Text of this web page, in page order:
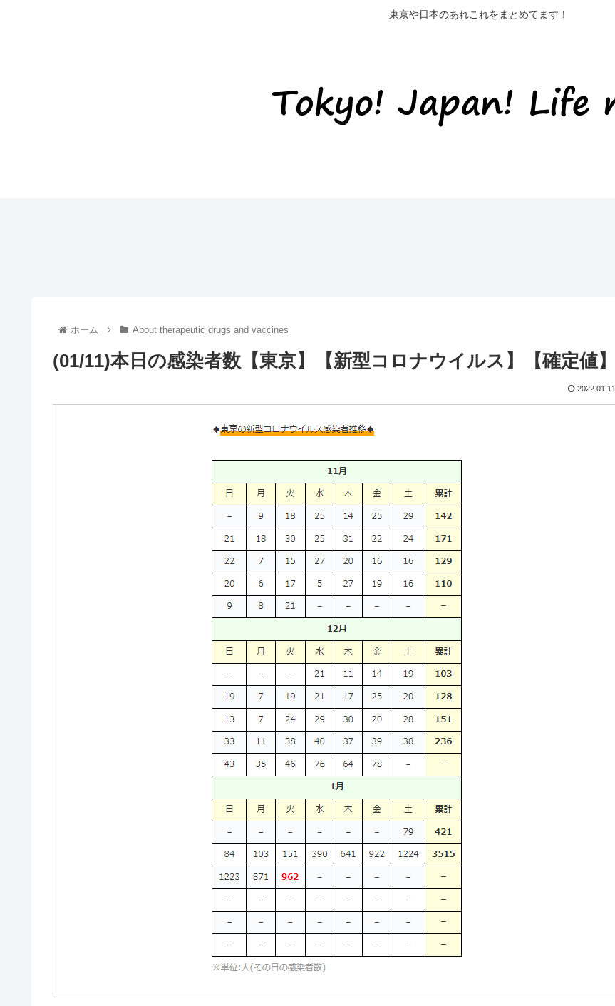
東京や日本のあれこれをまとめてます！
ホーム About therapeutic drugs and vaccines
(01/11)本日の感染者数【東京】【新型コロナウイルス】【確定値】
2022.01.11